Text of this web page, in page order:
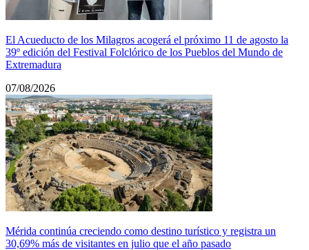
El Acueducto de los Milagros acogerá el próximo 11 de agosto la
39º edición del Festival Folclórico de los Pueblos del Mundo de
Extremadura
07/08/2026
Mérida continúa creciendo como destino turístico y registra un
30,69% más de visitantes en julio que el año pasado